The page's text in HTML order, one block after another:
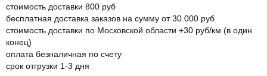
стоимость доставки 800 руб
бесплатная доставка заказов на сумму от 30.000 руб
стоимость доставки по Московской области +30 руб/км (в один
конец)
оплата безналичная по счету
срок отгрузки 1-3 дня